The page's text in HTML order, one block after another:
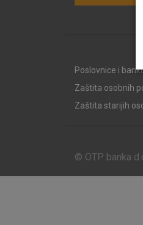
Poslovnice i
Zaštita osobnih
Zaštita starijih
© OTP banka